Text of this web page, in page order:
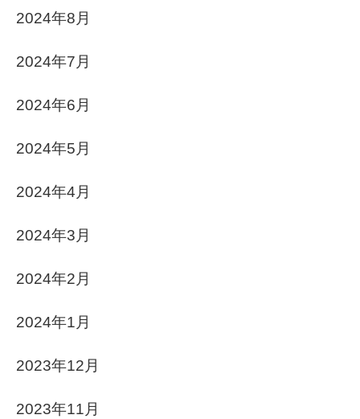
2024年8月
2024年7月
2024年6月
2024年5月
2024年4月
2024年3月
2024年2月
2024年1月
2023年12月
2023年11月